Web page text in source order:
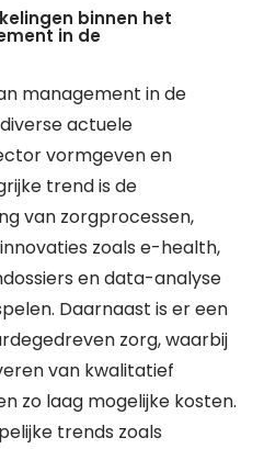
binnen het
in de
management in de
actuele
vormgeven en
trend is de
van zorgprocessen,
zoals e-health,
en data-analyse
Daarnaast is er een
zorg, waarbij
van kwalitatief
zo laag mogelijke kosten.
trends zoals